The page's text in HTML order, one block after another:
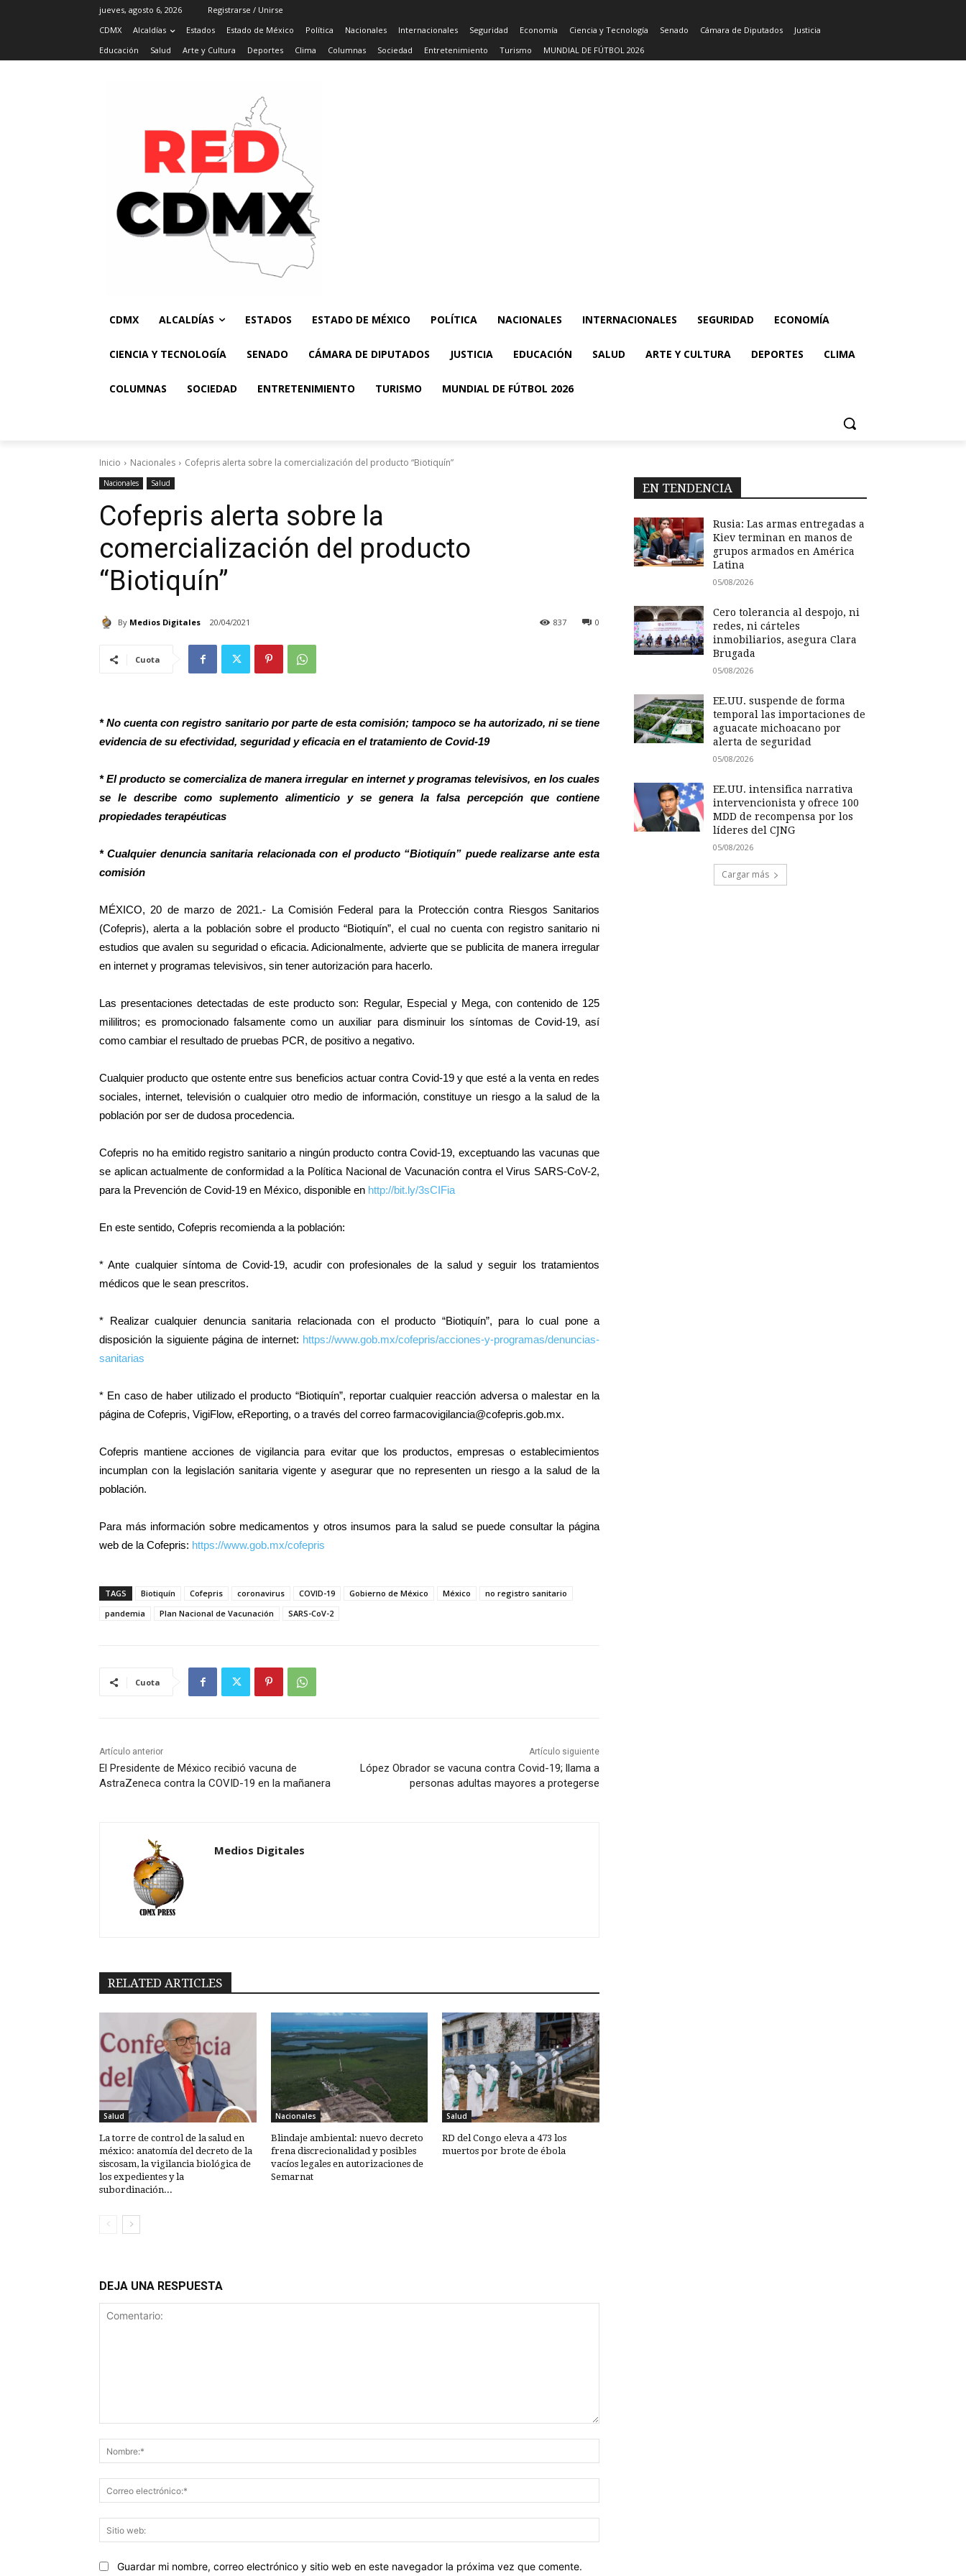
jueves, agosto 6, 2026
Registrarse / Unirse
CDMX
Alcaldías Estados Estado de México Política Nacionales Internacionales Seguridad Economía Ciencia y Tecnología Senado Cámara de Diputados
Justicia
Educación
Salud Arte y Cultura Deportes Clima Columnas Sociedad Entretenimiento Turismo MUNDIAL DE FÚTBOL 2026
CDMX ALCALDÍAS ESTADOS ESTADO DE MÉXICO POLÍTICA NACIONALES INTERNACIONALES SEGURIDAD ECONOMÍA
CIENCIA Y TECNOLOGÍA SENADO CÁMARA DE DIPUTADOS JUSTICIA EDUCACIÓN SALUD ARTE Y CULTURA DEPORTES CLIMA
COLUMNAS SOCIEDAD ENTRETENIMIENTO TURISMO MUNDIAL DE FÚTBOL 2026
Inicio Nacionales Cofepris alerta sobre la comercialización del producto “Biotiquín”
Nacionales Salud
Cofepris alerta sobre la
comercialización del producto
“Biotiquín”
By Medios Digitales 20/04/2021 0
837
Cuota
* No cuenta con registro sanitario por parte de esta comisión; tampoco se ha autorizado, ni se tiene
evidencia de su efectividad, seguridad y eficacia en el tratamiento de Covid-19
* El producto se comercializa de manera irregular en internet y programas televisivos, en los cuales
se le describe como suplemento alimenticio y se genera la falsa percepción que contiene
propiedades terapéuticas
* Cualquier denuncia sanitaria relacionada con el producto “Biotiquín” puede realizarse ante esta
comisión
MÉXICO, 20 de marzo de 2021.- La Comisión Federal para la Protección contra Riesgos Sanitarios
(Cofepris), alerta a la población sobre el producto “Biotiquín”, el cual no cuenta con registro sanitario ni
estudios que avalen su seguridad o eficacia. Adicionalmente, advierte que se publicita de manera irregular
en internet y programas televisivos, sin tener autorización para hacerlo.
Las presentaciones detectadas de este producto son: Regular, Especial y Mega, con contenido de 125
mililitros; es promocionado falsamente como un auxiliar para disminuir los síntomas de Covid-19, así
como cambiar el resultado de pruebas PCR, de positivo a negativo.
Cualquier producto que ostente entre sus beneficios actuar contra Covid-19 y que esté a la venta en redes
sociales, internet, televisión o cualquier otro medio de información, constituye un riesgo a la salud de la
población por ser de dudosa procedencia.
Cofepris no ha emitido registro sanitario a ningún producto contra Covid-19, exceptuando las vacunas que
se aplican actualmente de conformidad a la Política Nacional de Vacunación contra el Virus SARS-CoV-2,
para la Prevención de Covid-19 en México, disponible en http://bit.ly/3sCIFia
En este sentido, Cofepris recomienda a la población:
* Ante cualquier síntoma de Covid-19, acudir con profesionales de la salud y seguir los tratamientos
médicos que le sean prescritos.
* Realizar cualquier denuncia sanitaria relacionada con el producto “Biotiquín”, para lo cual pone a
disposición la siguiente página de internet: https://www.gob.mx/cofepris/acciones-y-programas/denuncias-
sanitarias
* En caso de haber utilizado el producto “Biotiquín”, reportar cualquier reacción adversa o malestar en la
página de Cofepris, VigiFlow, eReporting, o a través del correo farmacovigilancia@cofepris.gob.mx.
Cofepris mantiene acciones de vigilancia para evitar que los productos, empresas o establecimientos
incumplan con la legislación sanitaria vigente y asegurar que no representen un riesgo a la salud de la
población.
Para más información sobre medicamentos y otros insumos para la salud se puede consultar la página
web de la Cofepris: https://www.gob.mx/cofepris
TAGS Biotiquín Cofepris coronavirus COVID-19 Gobierno de México México
no registro sanitario
pandemia
Plan Nacional de Vacunación SARS-CoV-2
Cuota
Artículo anterior
El Presidente de México recibió vacuna de
AstraZeneca contra la COVID-19 en la mañanera
Artículo siguiente
López Obrador se vacuna contra Covid-19; llama a
personas adultas mayores a protegerse
Medios Digitales
RELATED ARTICLES
Salud
La torre de control de la salud en
méxico: anatomía del decreto de la
siscosam, la vigilancia biológica de
los expedientes y la
subordinación...
Nacionales
Blindaje ambiental: nuevo decreto
frena discrecionalidad y posibles
vacíos legales en autorizaciones de
Semarnat
Salud
RD del Congo eleva a 473 los
muertos por brote de ébola
DEJA UNA RESPUESTA
electrónico:*
web:
Guardar mi nombre, correo electrónico y sitio web en este navegador la próxima vez que comente.
EN TENDENCIA
Rusia: Las armas entregadas a
Kiev terminan en manos de
grupos armados en América
Latina
05/08/2026
Cero tolerancia al despojo, ni
redes, ni cárteles
inmobiliarios, asegura Clara
Brugada
05/08/2026
EE.UU. suspende de forma
temporal las importaciones de
aguacate michoacano por
alerta de seguridad
05/08/2026
EE.UU. intensifica narrativa
intervencionista y ofrece 100
MDD de recompensa por los
líderes del CJNG
05/08/2026
Cargar más